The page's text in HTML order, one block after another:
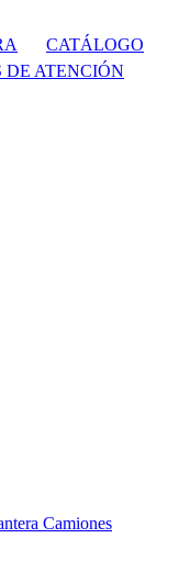
CATÁLOGO
ATENCIÓN
Camiones